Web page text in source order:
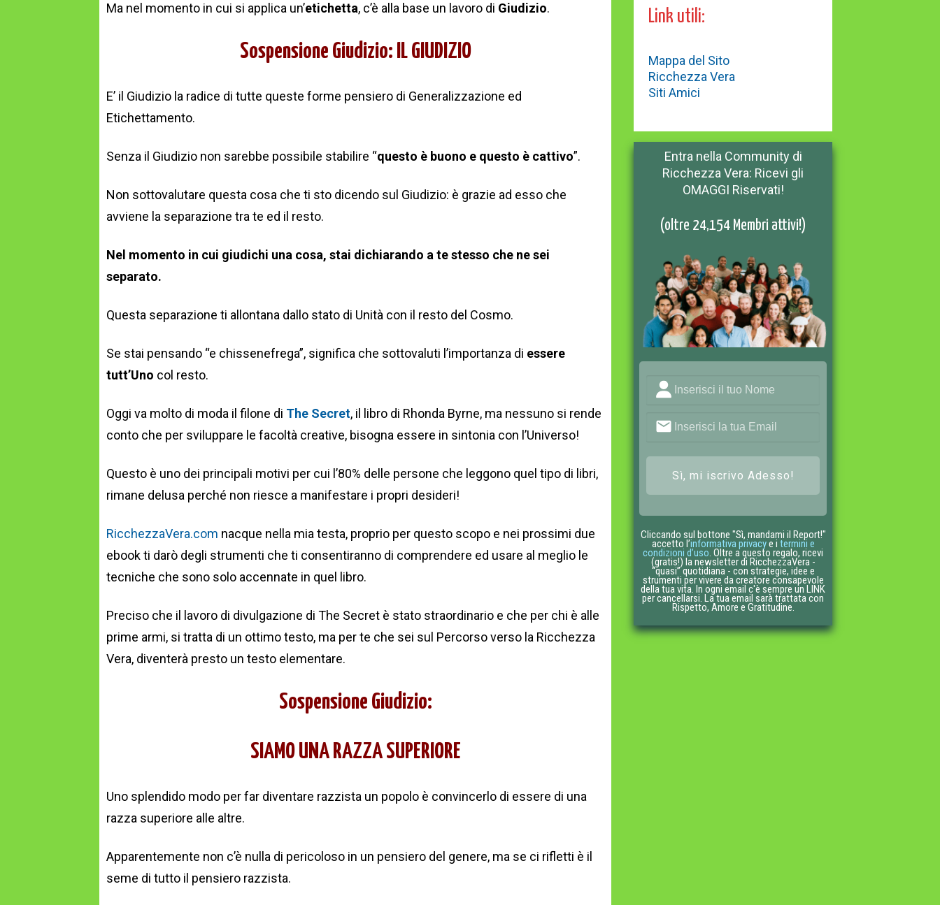
Ma nel momento in cui si applica un’etichetta, c’è alla base un lavoro di Giudizio.
Sospensione Giudizio: IL GIUDIZIO
E’ il Giudizio la radice di tutte queste forme pensiero di Generalizzazione ed
Etichettamento.
Senza il Giudizio non sarebbe possibile stabilire “questo è buono e questo è cattivo”.
Non sottovalutare questa cosa che ti sto dicendo sul Giudizio: è grazie ad esso che
avviene la separazione tra te ed il resto.
Nel momento in cui giudichi una cosa, stai dichiarando a te stesso che ne sei
separato.
Questa separazione ti allontana dallo stato di Unità con il resto del Cosmo.
Se stai pensando “e chissenefrega”, significa che sottovaluti l’importanza di essere
tutt’Uno col resto.
Oggi va molto di moda il filone di The Secret, il libro di Rhonda Byrne, ma nessuno si rende
conto che per sviluppare le facoltà creative, bisogna essere in sintonia con l’Universo!
Questo è uno dei principali motivi per cui l’80% delle persone che leggono quel tipo di libri,
rimane delusa perché non riesce a manifestare i propri desideri!
RicchezzaVera.com nacque nella mia testa, proprio per questo scopo e nei prossimi due
ebook ti darò degli strumenti che ti consentiranno di comprendere ed usare al meglio le
tecniche che sono solo accennate in quel libro.
Preciso che il lavoro di divulgazione di The Secret è stato straordinario e che per chi è alle
prime armi, si tratta di un ottimo testo, ma per te che sei sul Percorso verso la Ricchezza
Vera, diventerà presto un testo elementare.
Sospensione Giudizio:
SIAMO UNA RAZZA SUPERIORE
Uno splendido modo per far diventare razzista un popolo è convincerlo di essere di una
razza superiore alle altre.
Apparentemente non c’è nulla di pericoloso in un pensiero del genere, ma se ci rifletti è il
seme di tutto il pensiero razzista.
Link utili:
Mappa del Sito
Ricchezza Vera
Siti Amici
Entra nella Community di
Ricchezza Vera: Ricevi gli
OMAGGI Riservati!
(oltre 24,154 Membri attivi!)
Sì, mi iscrivo Adesso!
Cliccando sul bottone "Sì, mandami il Report!"
accetto l’informativa privacye i termini e
condizioni d’uso. Oltre a questo regalo, ricevi
(gratis!) la newsletter di RicchezzaVera -
“quasi” quotidiana - con strategie, idee e
strumenti per vivere da creatore consapevole
della tua vita. In ogni email c'è sempre un LINK
per cancellarsi. La tua email sarà trattata con
Rispetto, Amore e Gratitudine.